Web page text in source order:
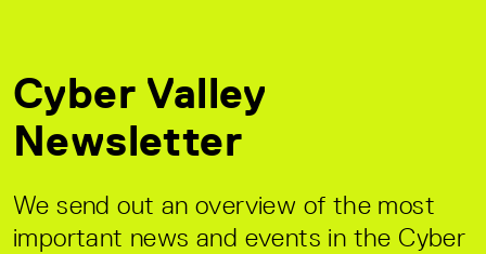
Cyber Valley
Newsletter
We send out an overview of the most
important news and events in the Cyber